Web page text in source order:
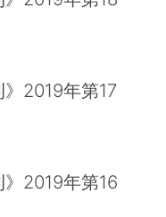
2019年第17
2019年第16